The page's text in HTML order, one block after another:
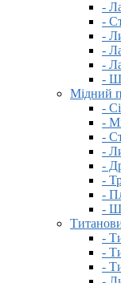
-
-
-
-
-
-
Мідний
-
-
-
-
-
-
-
-
-
-
-